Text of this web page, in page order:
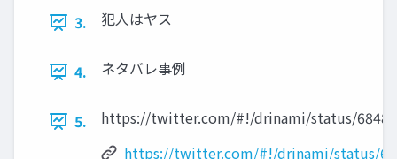
3. 犯人はヤス
4. ネタバレ事例
5.
https://twitter.com/#!/drinami/status/
https://twitter.com/#!/drinami/status/